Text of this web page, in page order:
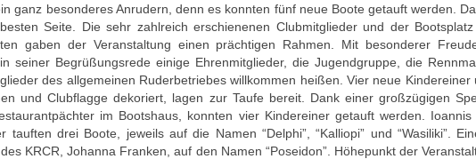
ganz besonderes Anrudern, denn es konnten fünf neue Boote getauft werden.
Seite. Die sehr zahlreich erschienenen Clubmitglieder und der
gaben der Veranstaltung einen prächtigen Rahmen. Mit besonderer
seiner Begrüßungsrede einige Ehrenmitglieder, die Jugendgruppe, die
des allgemeinen Ruderbetriebes willkommen heißen. Vier neue Kindereiner
und Clubflagge dekoriert, lagen zur Taufe bereit. Dank einer großzügigen
im Bootshaus, konnten vier Kindereiner getauft werden. Ioannis
tauften drei Boote, jeweils auf die Namen “Delphi”, “Kalliopi” und “Wasiliki”.
KRCR, Johanna Franken, auf den Namen “Poseidon”. Höhepunkt der